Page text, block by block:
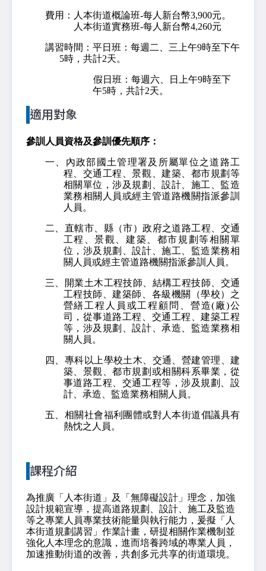
費用：人本街道概論班-每人新台幣3,900元。
人本街道實務班-每人新台幣4,260元
講習時間：平日班：每週二、三上午9時至下午
5時，共計2天。
假日班：每週六、日上午9時至下
午5時，共計2天。
適用對象
參訓人員資格及參訓優先順序：
一、內政部國土管理署及所屬單位之道路工
程、交通工程、景觀、建築、都市規劃等
相關單位，涉及規劃、設計、施工、監造
業務相關人員或經主管道路機關指派參訓
人員。
二、直轄市、縣（市）政府之道路工程、交通
工程、景觀、建築、都市規劃等相關單
位，涉及規劃、設計、施工、監造業務相
關人員或經主管道路機關指派參訓人員。
三、開業土木工程技師、結構工程技師、交通
工程技師、建築師、各級機關（學校）之
營繕工程人員或工程顧問、營造(廠)公
司，從事道路工程、交通工程、建築工程
等，涉及規劃、設計、承造、監造業務相
關人員。
四、專科以上學校土木、交通、營建管理、建
築、景觀、都市規劃或相關科系畢業，從
事道路工程、交通工程等，涉及規劃、設
計、承造、監造業務相關人員。
五、相關社會福利團體或對人本街道倡議具有
熱忱之人員。
課程介紹
為推廣「人本街道」及「無障礙設計」理念，加強
設計規範宣導，提高道路規劃、設計、施工及監造
等之專業人員專業技術能量與執行能力，爰擬「人
本街道規劃講習」作業計畫，研提相關作業機制並
強化人本理念的意識，進而培養跨域的專業人員，
加速推動街道的改善，共創多元共享的街道環境。